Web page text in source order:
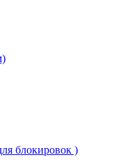
блокировок )